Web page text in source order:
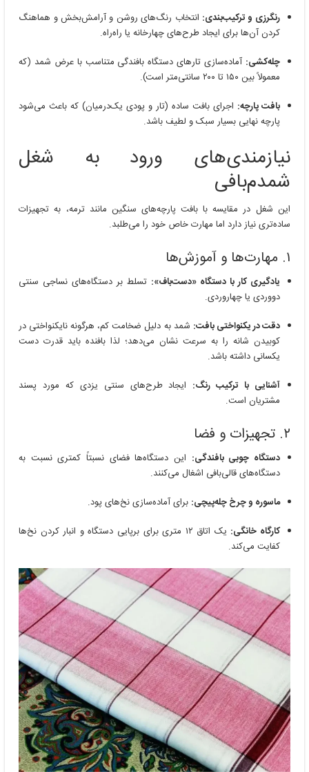
رنگرزی و ترکیب‌بندی: انتخاب رنگ‌های روشن و آرامش‌بخش و هماهنگ
کردن آن‌ها برای ایجاد طرح‌های چهارخانه یا راه‌راه.
چله‌کشی: آماده‌سازی تارهای دستگاه بافندگی متناسب با عرض شمد (که
معمولاً بین ۱۵۰ تا ۲۰۰ سانتی‌متر است).
بافت پارچه: اجرای بافت ساده (تار و پودی یک‌درمیان) که باعث می‌شود
پارچه نهایی بسیار سبک و لطیف باشد.
نیازمندی‌های ورود به شغل
شمدم‌بافی
این شغل در مقایسه با بافت پارچه‌های سنگین مانند ترمه، به تجهیزات
ساده‌تری نیاز دارد اما مهارت خاص خود را می‌طلبد.
۱. مهارت‌ها و آموزش‌ها
یادگیری کار با دستگاه «دست‌باف»: تسلط بر دستگاه‌های نساجی سنتی
دووردی یا چهاروردی.
دقت در یکنواختی بافت: شمد به دلیل ضخامت کم، هرگونه نایکنواختی در
کوبیدن شانه را به سرعت نشان می‌دهد؛ لذا بافنده باید قدرت دست
یکسانی داشته باشد.
آشنایی با ترکیب رنگ: ایجاد طرح‌های سنتی یزدی که مورد پسند
مشتریان است.
۲. تجهیزات و فضا
دستگاه چوبی بافندگی: این دستگاه‌ها فضای نسبتاً کمتری نسبت به
دستگاه‌های قالی‌بافی اشغال می‌کنند.
ماسوره و چرخ چله‌پیچی: برای آماده‌سازی نخ‌های پود.
کارگاه خانگی:
یک اتاق ۱۲ متری برای برپایی دستگاه و انبار کردن نخ‌ها
کفایت می‌کند.